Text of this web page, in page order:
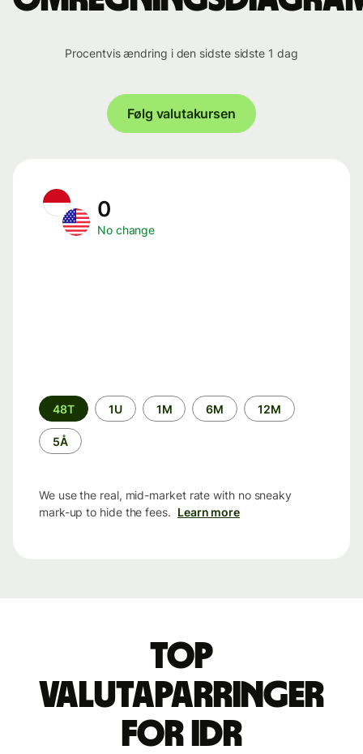
Procentvis ændring i den sidste sidste 1 dag
Følg valutakursen
0
No change
Time
period
48T 1U 1M 6M 12M
5Å
We use the real, mid-market rate with no sneaky
mark-up to hide the fees. Learn more
Top
valutaparringer
for IDR